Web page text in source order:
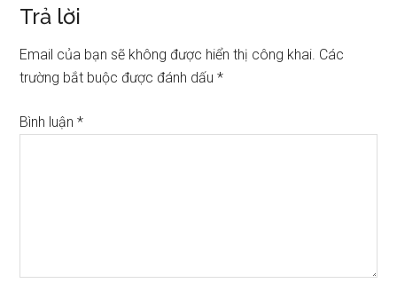
Trả lời
Email của bạn sẽ không được hiển thị công khai. Các
trường bắt buộc được đánh dấu*
Bình luận*